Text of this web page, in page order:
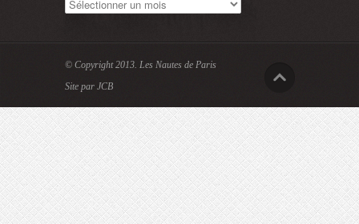
Archives
© Copyright 2013. Les Nautes de Paris
Site par JCB